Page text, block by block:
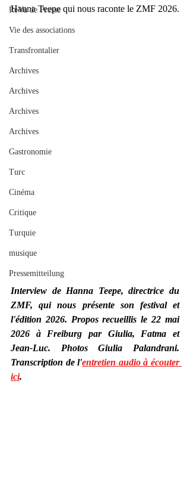
ReVu de Presse
Vie des associations
Transfrontalier
Archives
Archives
Archives
Archives
Gastronomie
Turc
Cinéma
Critique
Turquie
musique
Pressemitteilung
Hanna Teepe qui nous raconte le ZMF 2026.
Interview de Hanna Teepe, directrice du
ZMF, qui nous présente son festival et
l'édition 2026. Propos recueillis le 22 mai
2026 à Freiburg par Giulia, Fatma et
Jean-Luc. Photos Giulia Palandrani.
Transcription de l'entretien audio à écouter
ici.